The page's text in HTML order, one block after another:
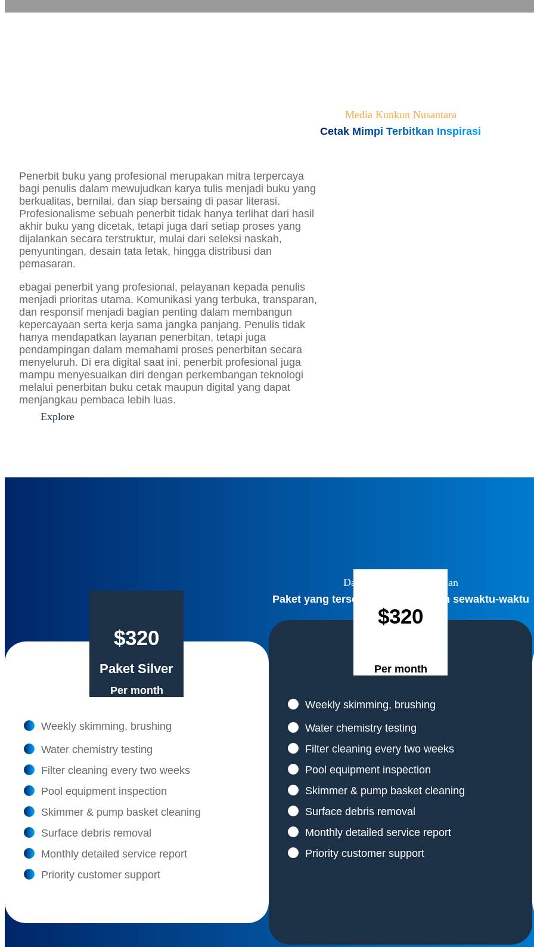
Media Kunkun Nusantara
Cetak Mimpi Terbitkan Inspirasi
Penerbit buku yang profesional merupakan mitra terpercaya
bagi penulis dalam mewujudkan karya tulis menjadi buku yang
berkualitas, bernilai, dan siap bersaing di pasar literasi.
Profesionalisme sebuah penerbit tidak hanya terlihat dari hasil
akhir buku yang dicetak, tetapi juga dari setiap proses yang
dijalankan secara terstruktur, mulai dari seleksi naskah,
penyuntingan, desain tata letak, hingga distribusi dan
pemasaran.
ebagai penerbit yang profesional, pelayanan kepada penulis
menjadi prioritas utama. Komunikasi yang terbuka, transparan,
dan responsif menjadi bagian penting dalam membangun
kepercayaan serta kerja sama jangka panjang. Penulis tidak
hanya mendapatkan layanan penerbitan, tetapi juga
pendampingan dalam memahami proses penerbitan secara
menyeluruh. Di era digital saat ini, penerbit profesional juga
mampu menyesuaikan diri dengan perkembangan teknologi
melalui penerbitan buku cetak maupun digital yang dapat
menjangkau pembaca lebih luas.
Explore
Daftar Harga dan Layanan
Paket yang tersedia dapat berubah sewaktu-waktu
Paket Silver
$320
Per month
Weekly skimming, brushing
Water chemistry testing
Filter cleaning every two weeks
Pool equipment inspection
Skimmer & pump basket cleaning
Surface debris removal
Monthly detailed service report
Priority customer support
$320
Per month
Weekly skimming, brushing
Water chemistry testing
Filter cleaning every two weeks
Pool equipment inspection
Skimmer & pump basket cleaning
Surface debris removal
Monthly detailed service report
Priority customer support